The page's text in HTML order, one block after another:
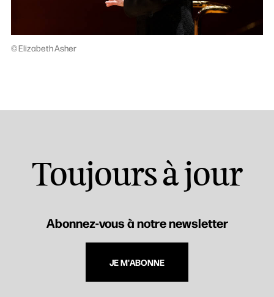
© Elizabeth Asher
Toujours à jour
Abonnez-vous à notre newsletter
JE M'ABONNE